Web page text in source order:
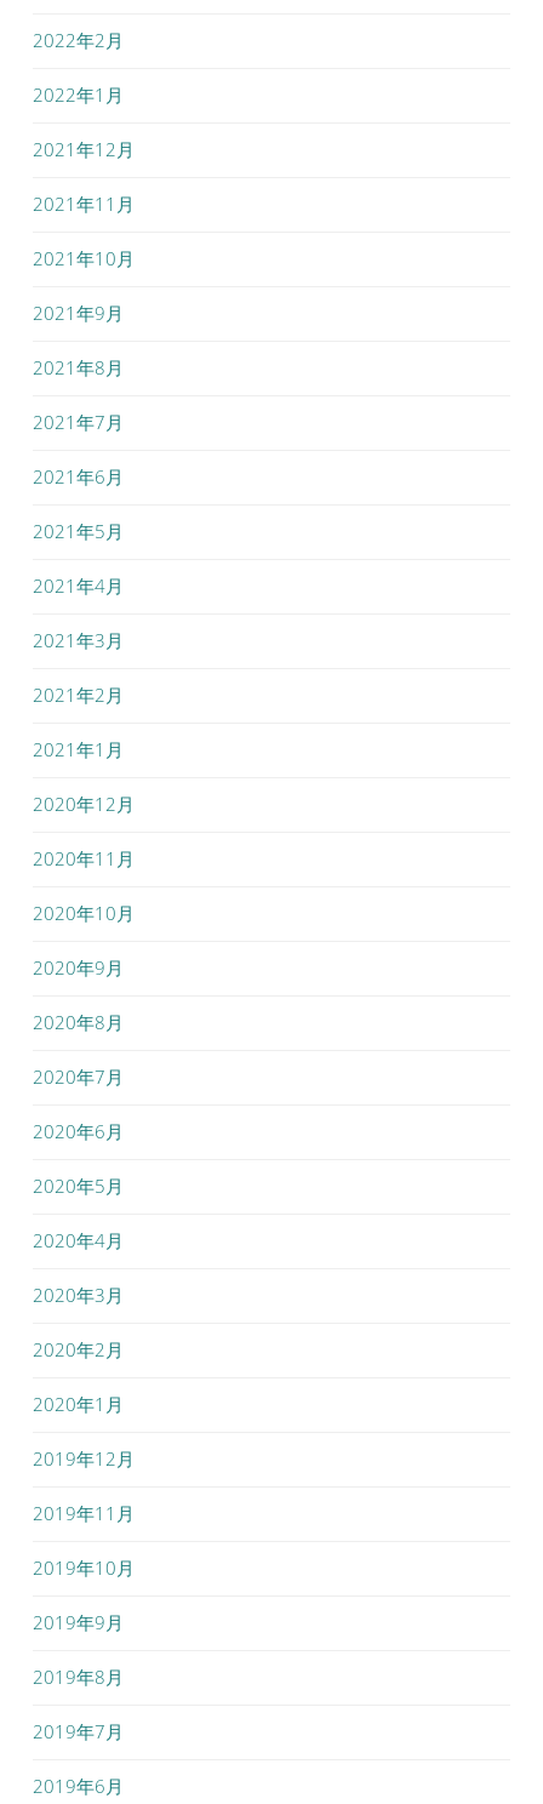
2022年2月
2022年1月
2021年12月
2021年11月
2021年10月
2021年9月
2021年8月
2021年7月
2021年6月
2021年5月
2021年4月
2021年3月
2021年2月
2021年1月
2020年12月
2020年11月
2020年10月
2020年9月
2020年8月
2020年7月
2020年6月
2020年5月
2020年4月
2020年3月
2020年2月
2020年1月
2019年12月
2019年11月
2019年10月
2019年9月
2019年8月
2019年7月
2019年6月